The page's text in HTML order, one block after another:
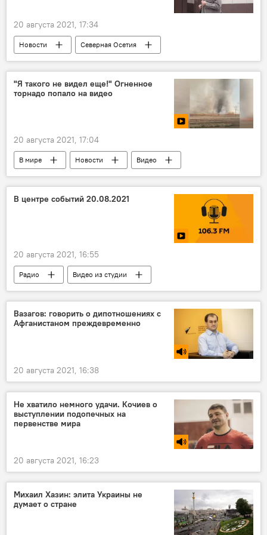
20 августа 2021, 17:34
Новости
Северная Осетия
Коронавирус
"Я такого не видел еще!" Огненное
торнадо попало на видео
20 августа 2021, 17:04
В мире Новости
Видео
Мультимедиа
В центре событий 20.08.2021
20 августа 2021, 16:55
Радио Видео из студии
Вазагов: говорить о дипотношениях с
Афганистаном преждевременно
20 августа 2021, 16:38
Не хватило немного удачи. Кочиев о
выступлении подопечных на
первенстве мира
20 августа 2021, 16:23
Михаил Хазин: элита Украины не
думает о стране